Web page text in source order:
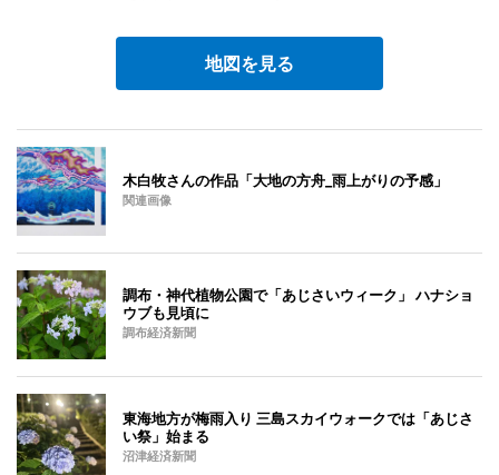
地図を見る
木白牧さんの作品「大地の方舟_雨上がりの予感」
関連画像
調布・神代植物公園で「あじさいウィーク」 ハナショ
ウブも見頃に
調布経済新聞
東海地方が梅雨入り 三島スカイウォークでは「あじさ
い祭」始まる
沼津経済新聞